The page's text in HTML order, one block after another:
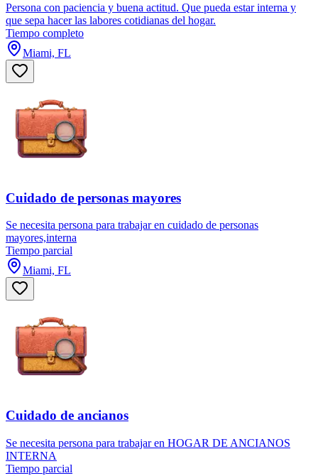
Persona con paciencia y buena actitud. Que pueda estar interna y
que sepa hacer las labores cotidianas del hogar.
Tiempo completo
Miami, FL
Cuidado de personas mayores
Se necesita persona para trabajar en cuidado de personas
mayores,interna
Tiempo parcial
Miami, FL
Cuidado de ancianos
Se necesita persona para trabajar en HOGAR DE ANCIANOS
INTERNA
Tiempo parcial